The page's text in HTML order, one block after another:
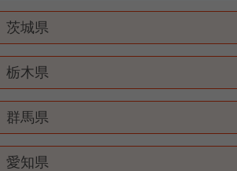
茨城県
栃木県
群馬県
愛知県